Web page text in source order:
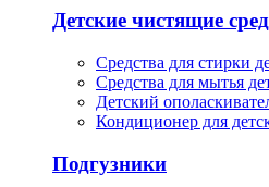
Детские чистящие
Средства для стирки
Средства для мытья
Детский
Кондиционер для
Подгузники